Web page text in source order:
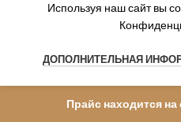
Прайс находится
Используя наш сайт вы
ДОПОЛНИТЕЛЬНАЯ